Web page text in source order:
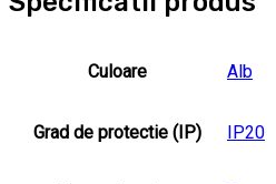
Culoare Alb
Grad de protectie (IP) IP20